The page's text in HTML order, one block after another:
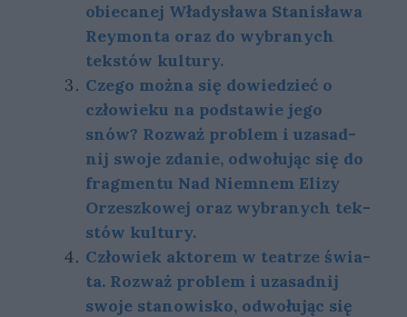
obiecanej Władysława Stanisława
Reymonta oraz do wybranych
tekstów kultury.
Cze­go moż­na się do­wie­dzieć o
czło­wie­ku na pod­sta­wie jego
snów? Roz­waż pro­blem i uza­sad­
nij swo­je zda­nie, od­wo­łu­jąc się do
frag­men­tu Nad Niemnem Elizy
Orzeszkowej oraz wy­bra­nych tek­
stów kul­tu­ry.
Czło­wiek ak­to­rem w te­atrze świa­
ta. Roz­waż pro­blem i uza­sad­nij
swo­je sta­no­wi­sko, od­wo­łu­jąc się